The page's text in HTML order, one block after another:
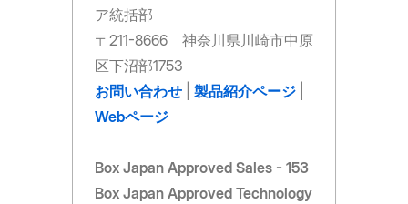
ア統括部
〒211-8666 神奈川県川崎市中原
区下沼部1753
お問い合わせ| 製品紹介ページ
Webページ
Box Japan Approved Sales - 153
Box Japan Approved Technology